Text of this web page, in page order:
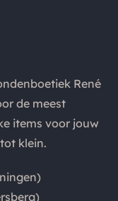
René
de meest
items voor jouw
klein.